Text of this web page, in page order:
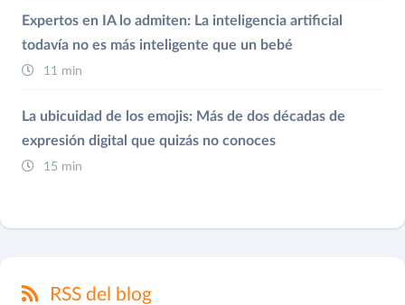
Expertos en IA lo admiten: La inteligencia artificial
todavía no es más inteligente que un bebé
11 min
La ubicuidad de los emojis: Más de dos décadas de
expresión digital que quizás no conoces
15 min
RSS del blog